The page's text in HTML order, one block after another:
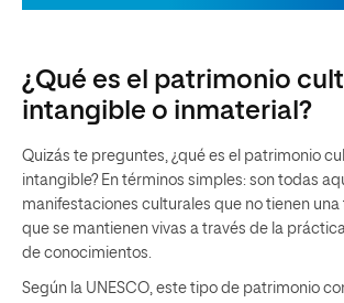
¿Qué es el patrimonio
intangible o inmaterial?
Quizás te preguntes, ¿qué es el patrimonio
intangible? En términos simples: son todas
manifestaciones culturales que no tienen una
que se mantienen vivas a través de la
de conocimientos.
Según la UNESCO, este tipo de patrimonio